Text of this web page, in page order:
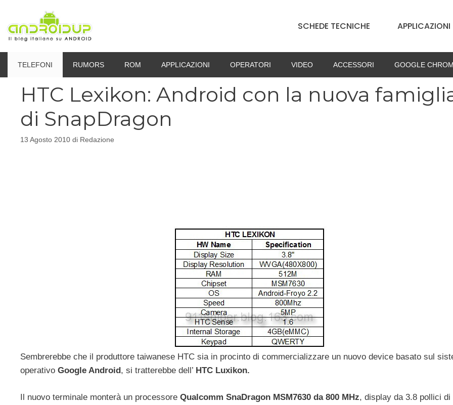
contenuto
SCHEDE TECNICHE APPLICAZIONI
TELEFONI RUMORS ROM APPLICAZIONI OPERATORI VIDEO ACCESSORI GOOGLE
HTC Lexikon: Android con la nuova
di SnapDragon
13 Agosto 2010 di Redazione
Sembrerebbe che il produttore taiwanese HTC sia in procinto di commercializzare un nuovo device basato sul
operativo Google Android , si tratterebbe dell’ HTC Luxikon.
Il nuovo terminale monterà un processore Qualcomm SnaDragon MSM7630 da 800 MHz, display da 3.8 pollici di